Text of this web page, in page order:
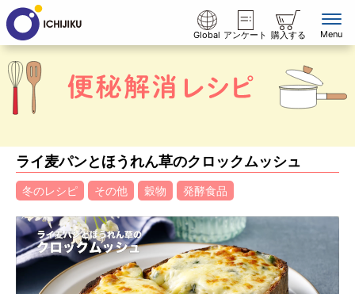
Global アンケート 購入する Menu
ライ麦パンとほうれん草のクロックムッシュ
冬のレシピ その他 穀物 発酵食品